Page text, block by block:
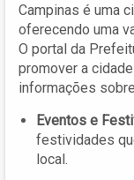
Campinas é uma
oferecendo uma
O portal da
promover a
informações
Eventos e
festividades
local.